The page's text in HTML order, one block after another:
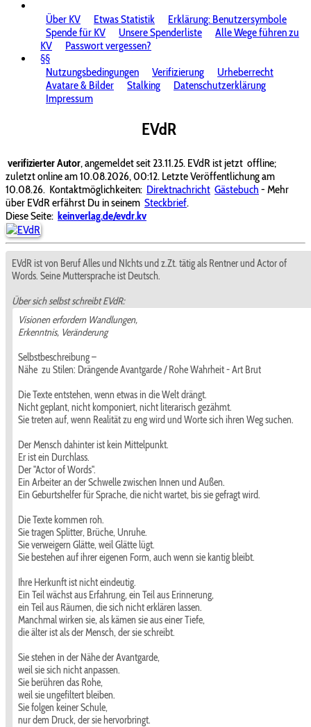
Über KV
Etwas Statistik
Erklärung: Benutzersymbole
Spende für KV
Unsere Spenderliste
Alle Wege führen zu
KV
Passwort vergessen?
§§
Nutzungsbedingungen
Verifizierung
Urheberrecht
Avatare & Bilder
Stalking
Datenschutzerklärung
Impressum
EVdR
verifizierter Autor, angemeldet seit 23.11.25. EVdR ist jetzt offline;
zuletzt online am 10.08.2026, 00:12. Letzte Veröffentlichung am
10.08.26. Kontaktmöglichkeiten: Direktnachricht Gästebuch - Mehr
über EVdR erfährst Du in seinem Steckbrief.
Diese Seite: keinverlag.de/evdr.kv
EVdR ist von Beruf Alles und NIchts und z.Zt. tätig als Rentner und Actor of
Words. Seine Muttersprache ist Deutsch.
Über sich selbst schreibt EVdR:
Visionen erfordern Wandlungen,
Erkenntnis, Veränderung
Selbstbeschreibung –
Nähe zu Stilen: Drängende Avantgarde / Rohe Wahrheit - Art Brut
Die Texte entstehen, wenn etwas in die Welt drängt.
Nicht geplant, nicht komponiert, nicht literarisch gezähmt.
Sie treten auf, wenn Realität zu eng wird und Worte sich ihren Weg suchen.
Der Mensch dahinter ist kein Mittelpunkt.
Er ist ein Durchlass.
Der "Actor of Words".
Ein Arbeiter an der Schwelle zwischen Innen und Außen.
Ein Geburtshelfer für Sprache, die nicht wartet, bis sie gefragt wird.
Die Texte kommen roh.
Sie tragen Splitter, Brüche, Unruhe.
Sie verweigern Glätte, weil Glätte lügt.
Sie bestehen auf ihrer eigenen Form, auch wenn sie kantig bleibt.
Ihre Herkunft ist nicht eindeutig.
Ein Teil wächst aus Erfahrung, ein Teil aus Erinnerung,
ein Teil aus Räumen, die sich nicht erklären lassen.
Manchmal wirken sie, als kämen sie aus einer Tiefe,
die älter ist als der Mensch, der sie schreibt.
Sie stehen in der Nähe der Avantgarde,
weil sie sich nicht anpassen.
Sie berühren das Rohe,
weil sie ungefiltert bleiben.
Sie folgen keiner Schule,
nur dem Druck, der sie hervorbringt.